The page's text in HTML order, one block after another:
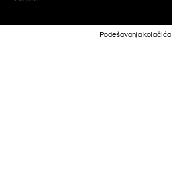
Podešavanja kolačića